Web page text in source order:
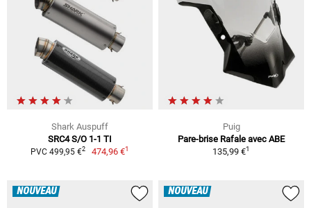
Shark Auspuff
SRC4 S/O 1-1 TI
PVC 499,95 €2 474,96 €1
Puig
Pare-brise Rafale avec ABE
135,99 €1
NOUVEAU NOUVEAU